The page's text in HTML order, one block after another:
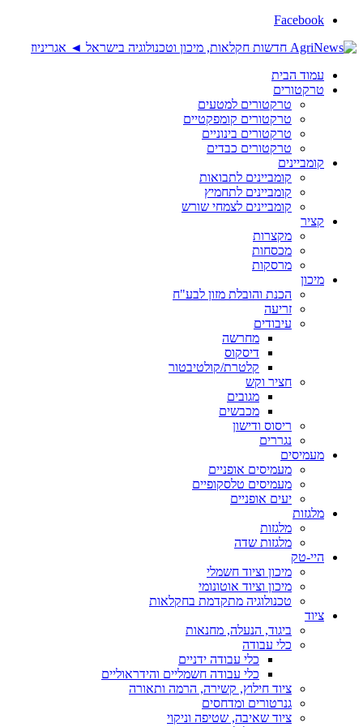
Facebook
עמוד הבית
טרקטורים
טרקטורים למטעים
טרקטורים קומפקטיים
טרקטורים בינוניים
טרקטורים כבדים
קומביינים
קומביינים לתבואות
קומביינים לתחמיץ
קומביינים לצמחי שורש
קציר
מקצרות
מכסחות
מרסקות
מיכון
הכנת והובלת מזון לבע"ח
זריעה
עיבודים
מחרשה
דיסקוס
קלטרת/קולטיבטור
חציר וקש
מגובים
מכבשים
ריסוס ודישון
נגררים
מעמיסים
מעמיסים אופניים
מעמיסים טלסקופיים
יעים אופניים
מלגזות
מלגזות
מלגזות שדה
היי-טק
מיכון וציוד חשמלי
מיכון וציוד אוטונומי
טכנולוגיה מתקדמת בחקלאות
ציוד
ביגוד, הנעלה, מחנאות
כלי עבודה
כלי עבודה ידניים
כלי עבודה חשמליים והידראוליים
ציוד חילוץ, קשירה, הרמה ותאורה
גנרטורים ומדחסים
ציוד שאיבה, שטיפה וניקוי